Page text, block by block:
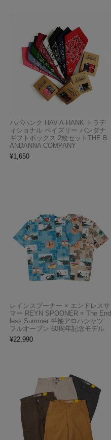
ハバハンク HAV-A-HANK トラデ
ィショナル ペイズリー バンダナ
ギフトボックス 2枚セットTHE B
ANDANNA COMPANY
¥1,650
レインスプーナー × エンドレスサ
マー REYN SPOONER × The End
less Summer 半袖アロハシャツ
フルオープン 60周年記念モデル
¥22,990